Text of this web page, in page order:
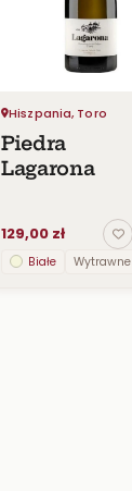
Hiszpania, Toro
Piedra
Lagarona
129,00 zł
Białe Wytrawne